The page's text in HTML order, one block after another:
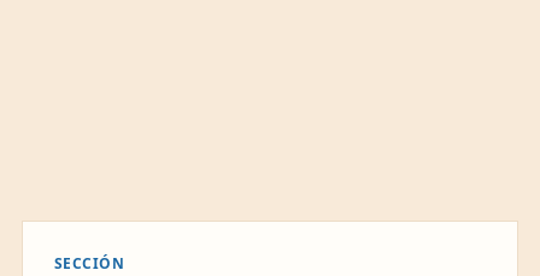
SECCIÓN